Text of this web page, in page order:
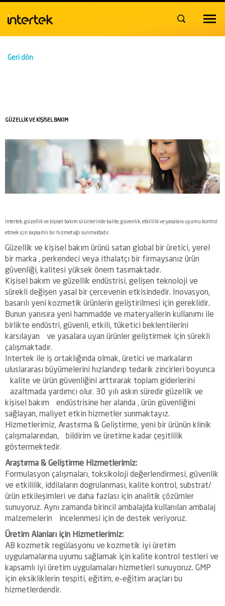
Toggle
Geri dön
GÜZELLİK VE KİŞİSEL BAKIM
Intertek, güzellik ve kişisel bakım ürünlerinde kalite, güvenlik, etkililik ve yasalara uyumu kontrol
etmek için kapsamlı bir hizmet ağı sunmaktadır.
Güzellik ve kişisel bakım ürünü satan global bir üretici, yerel
bir marka , perkendeci veya ithalatçı bir firmaysanız ürün
güvenliği, kalitesi yüksek önem tasımaktadır.
Kişisel bakım ve güzellik endüstrisi, gelişen teknoloji ve
sürekli değişen yasal bir çercevenin etkisindedir. Inovasyon,
basarılı yeni kozmetik ürünlerin geliştirilmesi için gereklidir.
Bunun yanısıra yeni hammadde ve materyallerin kullanımı ile
birlikte endüstri, güvenli, etkili, tüketici beklentilerini
karsılayan ve yasalara uyan ürünler geliştirmek için sürekli
çalışmaktadır.
Intertek ile iş ortaklığında olmak, üretici ve markaların
uluslararası büyümelerini hızlandırıp tedarik zincirleri boyunca
kalite ve ürün güvenliğini arttırarak toplam giderlerini
azaltmada yardımcı olur. 30 yılı askın süredir güzellik ve
kişisel bakım endüstrisine her alanda , ürün güvenliğini
sağlayan, maliyet etkin hizmetler sunmaktayız.
Hizmetlerimiz, Arastırma & Geliştirme, yeni bir ürünün klinik
çalışmalarından, bildirim ve üretime kadar çeşitlilik
göstermektedir.
Araştırma & Geliştirme Hizmetlerimiz:
Formulasyon çalışmaları, toksikoloji değerlendirmesi, güvenlik
ve etkililik, iddilaların dogrulanması, kalite kontrol, substrat/
ürün etkileşimleri ve daha fazlası için analitik çözümler
sunuyoruz. Aynı zamanda birincil ambalajda kullanılan ambalaj
malzemelerin incelenmesi için de destek veriyoruz.
Üretim Alanları için Hizmetlerimiz:
AB kozmetik regülasyonu ve kozmetik iyi üretim
uygulamalarına uyumu sağlamak için kalite kontrol testleri ve
kapsamlı iyi üretim uygulamaları hizmetleri sunuyoruz. GMP
için eksikliklerin tespiti, eğitim, e-eğitim araçları bu
hizmetlerdendir.